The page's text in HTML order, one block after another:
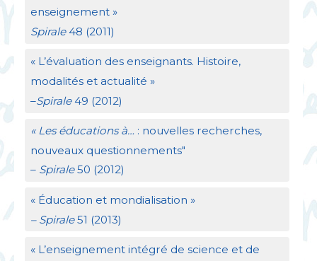
enseignement »
Spirale48 (2011)
« L’évaluation des enseignants. Histoire,
modalités et actualité »
–Spirale49 (2012)
« Les éducations à… : nouvelles recherches,
nouveaux questionnements"
– Spirale50 (2012)
« Éducation et mondialisation »
– Spirale51 (2013)
« L’enseignement intégré de science et de